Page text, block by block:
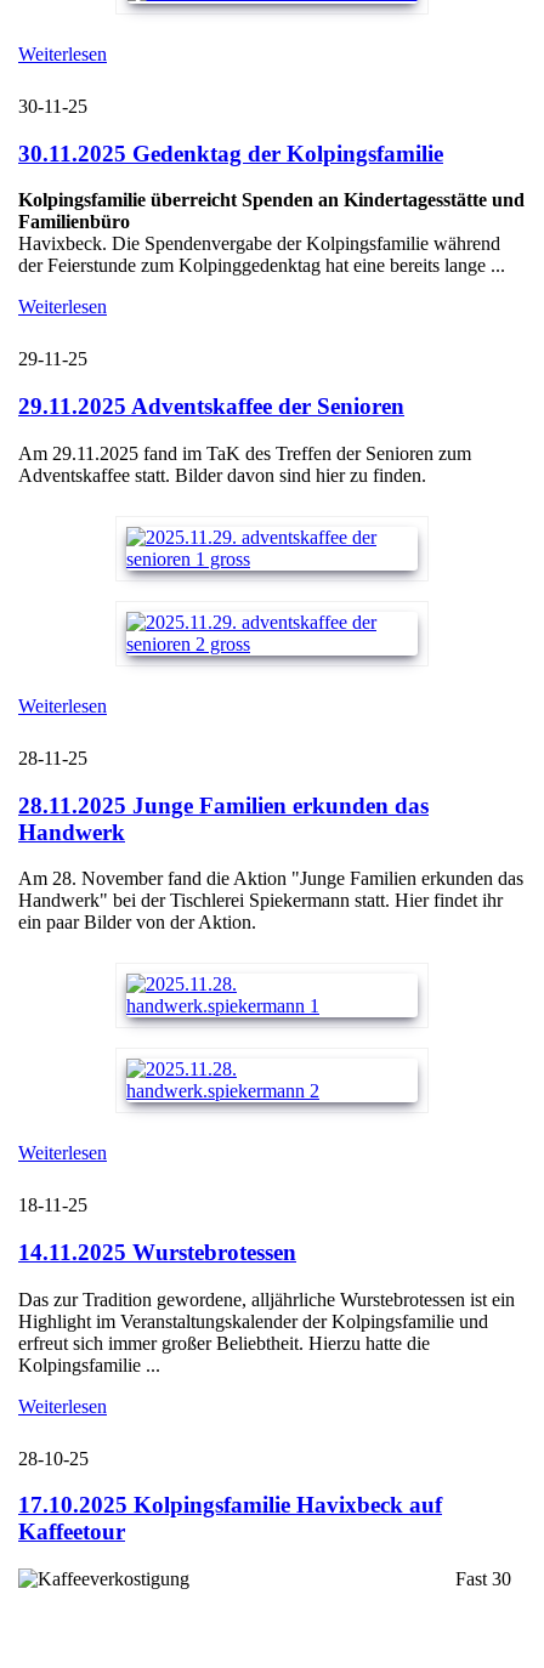
Weiterlesen
30-11-25
30.11.2025 Gedenktag der Kolpingsfamilie
Kolpingsfamilie überreicht Spenden an Kindertagesstätte und
Familienbüro
Havixbeck. Die Spendenvergabe der Kolpingsfamilie während
der Feierstunde zum Kolpinggedenktag hat eine bereits lange ...
Weiterlesen
29-11-25
29.11.2025 Adventskaffee der Senioren
Am 29.11.2025 fand im TaK des Treffen der Senioren zum
Adventskaffee statt. Bilder davon sind hier zu finden.
Weiterlesen
28-11-25
28.11.2025 Junge Familien erkunden das
Handwerk
Am 28. November fand die Aktion "Junge Familien erkunden das
Handwerk" bei der Tischlerei Spiekermann statt. Hier findet ihr
ein paar Bilder von der Aktion.
Weiterlesen
18-11-25
14.11.2025 Wurstebrotessen
Das zur Tradition gewordene, alljährliche Wurstebrotessen ist ein
Highlight im Veranstaltungskalender der Kolpingsfamilie und
erfreut sich immer großer Beliebtheit. Hierzu hatte die
Kolpingsfamilie ...
Weiterlesen
28-10-25
17.10.2025 Kolpingsfamilie Havixbeck auf
Kaffeetour
Fast 30